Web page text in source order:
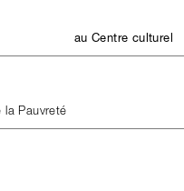
au Centre culturel
la Pauvreté